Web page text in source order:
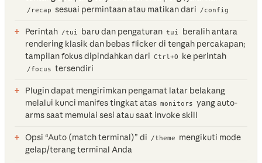
/recap sesuai permintaan atau matikan dari /config
Perintah /tui baru dan pengaturan tui
beralih antara
rendering klasik dan bebas flicker di tengah percakapan;
tampilan fokus dipindahkan dari Ctrl+O ke perintah
/focus tersendiri
Plugin dapat mengirimkan pengamat latar belakang
melalui kunci manifes tingkat atas monitors yang auto-
arms saat memulai sesi atau saat invoke skill
Opsi “Auto (match terminal)” di /theme
mengikuti mode
gelap/terang terminal Anda